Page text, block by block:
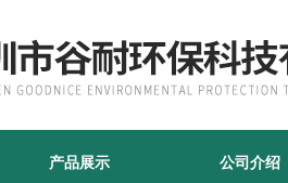
产品展示 公司介绍